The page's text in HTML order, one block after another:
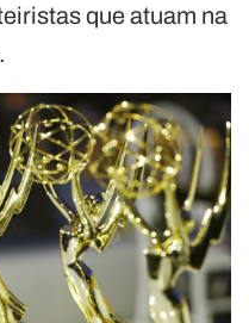
que atuam na